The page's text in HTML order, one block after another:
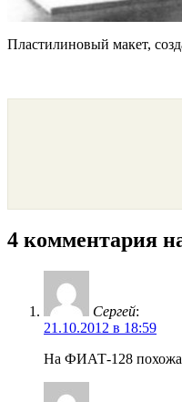
Пластилиновый макет,
4 комментария
Сергей:
21.10.2012 в 18:59
На ФИАТ-128 похожа.